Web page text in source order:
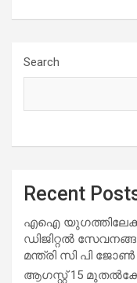
Search
Recent
എഐ
ഡിജിറ്റൽ
മന്ത്രി സി പി ജോൺ
ആഗസ്റ്റ് 15